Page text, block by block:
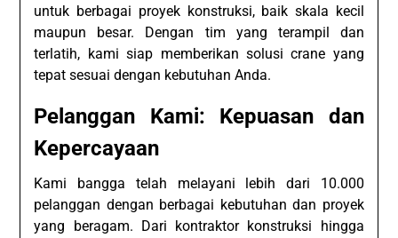
untuk berbagai proyek konstruksi, baik skala kecil
maupun besar. Dengan tim yang terampil dan
terlatih, kami siap memberikan solusi crane yang
tepat sesuai dengan kebutuhan Anda.
Pelanggan Kami: Kepuasan dan
Kepercayaan
Kami bangga telah melayani lebih dari 10.000
pelanggan dengan berbagai kebutuhan dan proyek
yang beragam. Dari kontraktor konstruksi hingga